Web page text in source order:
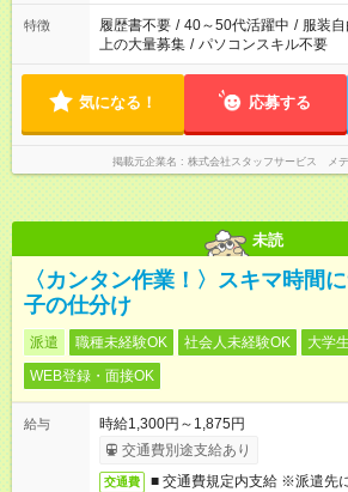
特徴 履歴書不要 / 40～50代活躍中 / 服装自
上の大量募集 / パソコンスキル不要
気になる！ 応募する
掲載元企業名 株式会社スタッフサービス メ
未読
〈カンタン作業！〉スキマ時間
子の仕分け
派遣 職種未経験OK 社会人未経験OK 大学
WEB登録・面接OK
給与
時給1,300円～1,875円
交通費別途支給あり
交通費 ■ 交通費規定内支給 ※派遣先